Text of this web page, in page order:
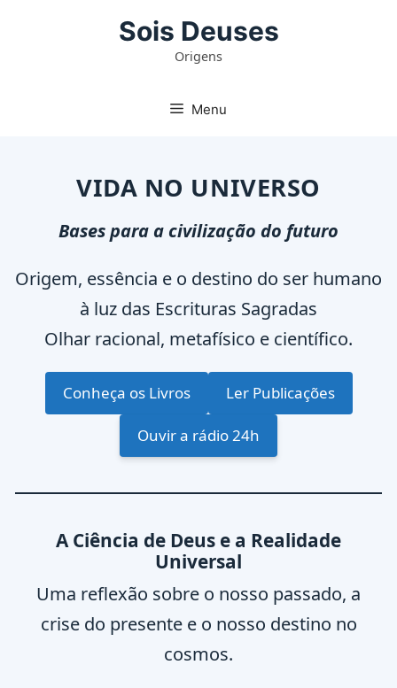
Sois Deuses
Origens
Menu
VIDA NO UNIVERSO
Bases para a civilização do futuro
Origem, essência e o destino do ser humano
à luz das Escrituras Sagradas
Olhar racional, metafísico e científico.
Conheça os Livros Ler Publicações
Ouvir a rádio 24h
A Ciência de Deus e a Realidade
Universal
Uma reflexão sobre o nosso passado, a
crise do presente e o nosso destino no
cosmos.